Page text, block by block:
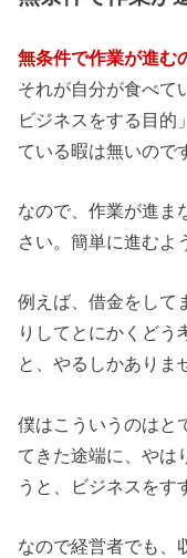
無条件で作業が進む
それが自分が食べて
ビジネスをする目的
ている暇は無いので
なので、作業が進ま
さい。簡単に進むよ
例えば、借金をして
りしてとにかくどう
と、やるしかありま
僕はこういうのはと
てきた途端に、やは
うと、ビジネスをす
なので経営者でも、